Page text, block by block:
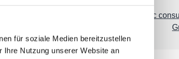
für soziale Medien bereitzustellen
Ihre Nutzung unserer Website an